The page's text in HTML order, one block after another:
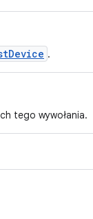
.
tego wywołania.